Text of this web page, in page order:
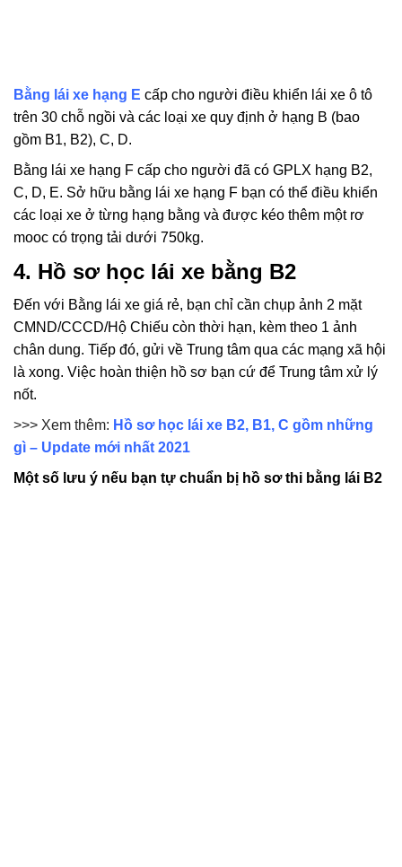
Bằng lái xe hạng E cấp cho người điều khiển lái xe ô tô
trên 30 chỗ ngồi và các loại xe quy định ở hạng B (bao
gồm B1, B2), C, D.
Bằng lái xe hạng F cấp cho người đã có GPLX hạng B2,
C, D, E. Sở hữu bằng lái xe hạng F bạn có thể điều khiển
các loại xe ở từng hạng bằng và được kéo thêm một rơ
mooc có trọng tải dưới 750kg.
4. Hồ sơ học lái xe bằng B2
Đến với Bằng lái xe giá rẻ, bạn chỉ cần chụp ảnh 2 mặt
CMND/CCCD/Hộ Chiếu còn thời hạn, kèm theo 1 ảnh
chân dung. Tiếp đó, gửi về Trung tâm qua các mạng xã hội
là xong. Việc hoàn thiện hồ sơ bạn cứ để Trung tâm xử lý
nốt.
>>> Xem thêm: Hồ sơ học lái xe B2, B1, C gồm những
gì – Update mới nhất 2021
Một số lưu ý nếu bạn tự chuẩn bị hồ sơ thi bằng lái B2